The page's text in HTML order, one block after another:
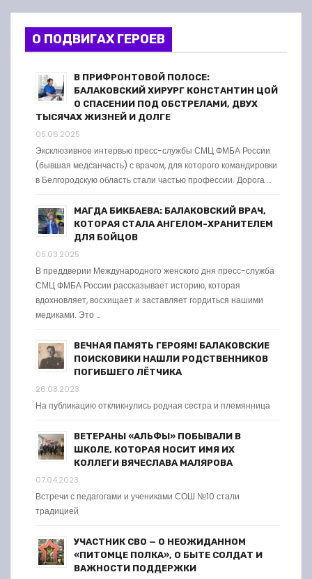
О ПОДВИГАХ ГЕРОЕВ
В ПРИФРОНТОВОЙ ПОЛОСЕ:
БАЛАКОВСКИЙ ХИРУРГ КОНСТАНТИН ЦОЙ
О СПАСЕНИИ ПОД ОБСТРЕЛАМИ, ДВУХ
ТЫСЯЧАХ ЖИЗНЕЙ И ДОЛГЕ
05.06.2025
Эксклюзивное интервью пресс-службы СМЦ ФМБА России
(бывшая медсанчасть) с врачом, для которого командировки
в Белгородскую область стали частью профессии. Дорога …
МАГДА БИКБАЕВА: БАЛАКОВСКИЙ ВРАЧ,
КОТОРАЯ СТАЛА АНГЕЛОМ-ХРАНИТЕЛЕМ
ДЛЯ БОЙЦОВ
05.03.2025
В преддверии Международного женского дня пресс-служба
СМЦ ФМБА России рассказывает историю, которая
вдохновляет, восхищает и заставляет гордиться нашими
медиками. Это …
ВЕЧНАЯ ПАМЯТЬ ГЕРОЯМ! БАЛАКОВСКИЕ
ПОИСКОВИКИ НАШЛИ РОДСТВЕННИКОВ
ПОГИБШЕГО ЛЁТЧИКА
26.08.2023
На публикацию откликнулись родная сестра и племянница
ВЕТЕРАНЫ «АЛЬФЫ» ПОБЫВАЛИ В
ШКОЛЕ, КОТОРАЯ НОСИТ ИМЯ ИХ
КОЛЛЕГИ ВЯЧЕСЛАВА МАЛЯРОВА
07.04.2023
Встречи с педагогами и учениками СОШ №10 стали
традицией
УЧАСТНИК СВО — О НЕОЖИДАННОМ
«ПИТОМЦЕ ПОЛКА», О БЫТЕ СОЛДАТ И
ВАЖНОСТИ ПОДДЕРЖКИ